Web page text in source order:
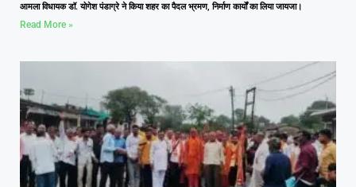
आमला विधायक डॉ. योगेश पंडाग्रे ने किया शहर का पैदल भ्रमण, निर्माण कार्यों का लिया जायजा।
Read More »